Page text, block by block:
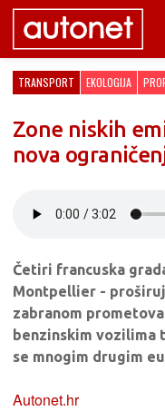
TRANSPORT EKOLOGIJA
Zone niskih
nova
Četiri francuska
Montpellier -
zabranom
benzinskim vozilima
se mnogim drugim
Autonet.hr